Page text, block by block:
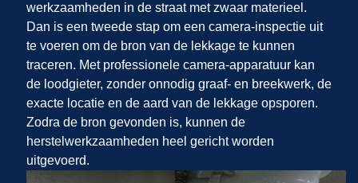
werkzaamheden in de straat met zwaar materieel.
Dan is een tweede stap om een camera-inspectie uit
te voeren om de bron van de lekkage te kunnen
traceren. Met professionele camera-apparatuur kan
de loodgieter, zonder onnodig graaf- en breekwerk, de
exacte locatie en de aard van de lekkage opsporen.
Zodra de bron gevonden is, kunnen de
herstelwerkzaamheden heel gericht worden
uitgevoerd.